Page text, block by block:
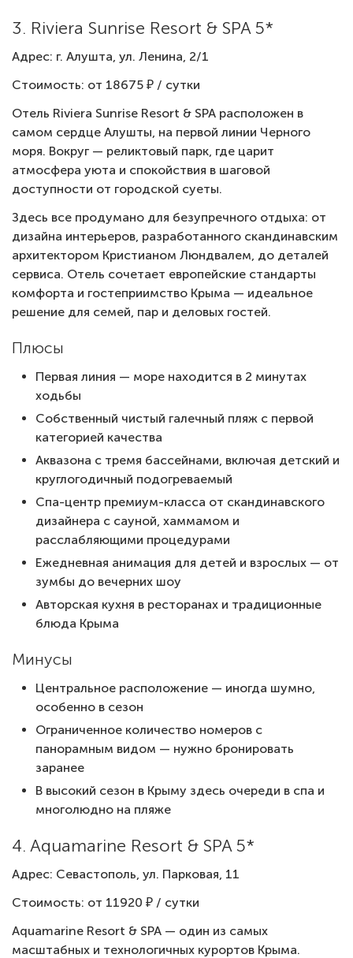
3. Riviera Sunrise Resort & SPA 5*
Адрес: г. Алушта, ул. Ленина, 2/1
Стоимость: от 18675 ₽ / сутки
Отель Riviera Sunrise Resort & SPA расположен в
самом сердце Алушты, на первой линии Черного
моря. Вокруг — реликтовый парк, где царит
атмосфера уюта и спокойствия в шаговой
доступности от городской суеты.
Здесь все продумано для безупречного отдыха: от
дизайна интерьеров, разработанного скандинавским
архитектором Кристианом Люндвалем, до деталей
сервиса. Отель сочетает европейские стандарты
комфорта и гостеприимство Крыма — идеальное
решение для семей, пар и деловых гостей.
Плюсы
Первая линия — море находится в 2 минутах
ходьбы
Собственный чистый галечный пляж с первой
категорией качества
Аквазона с тремя бассейнами, включая детский и
круглогодичный подогреваемый
Спа-центр премиум-класса от скандинавского
дизайнера с сауной, хаммамом и
расслабляющими процедурами
Ежедневная анимация для детей и взрослых — от
зумбы до вечерних шоу
Авторская кухня в ресторанах и традиционные
блюда Крыма
Минусы
Центральное расположение — иногда шумно,
особенно в сезон
Ограниченное количество номеров с
панорамным видом — нужно бронировать
заранее
В высокий сезон в Крыму здесь очереди в спа и
многолюдно на пляже
4. Aquamarine Resort & SPA 5*
Адрес: Севастополь, ул. Парковая, 11
Стоимость: от 11920 ₽ / сутки
Aquamarine Resort & SPA — один из самых
масштабных и технологичных курортов Крыма.